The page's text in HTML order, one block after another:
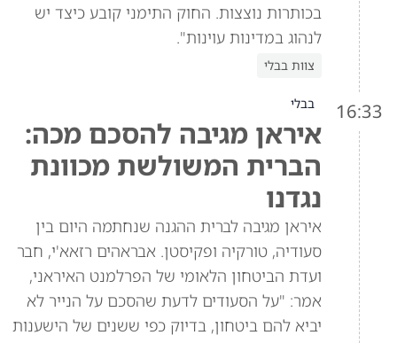
בכותרות נוצצות. החוק התימני קובע כיצד יש
לנהוג במדינות עוינות".
צוות בבלי
16:33 בבלי
איראן מגיבה להסכם מכה:
הברית המשולשת מכוונת
נגדנו
איראן מגיבה לברית ההגנה שנחתמה היום בין
סעודיה, טורקיה ופקיסטן. אבראהים רזאא'י, חבר
ועדת הביטחון הלאומי של הפרלמנט האיראני,
אמר: "על הסעודים לדעת שהסכם על הנייר לא
יביא להם ביטחון, בדיוק כפי ששנים של הישענות